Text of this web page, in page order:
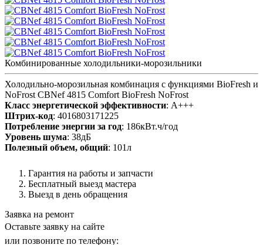
Комбинированные холодильники-морозильники
Холодильно-морозильная комбинация с функциями BioFresh и
NoFrost CBNef 4815 Comfort BioFresh NoFrost
Класс энергетической эффективности: A+++
Штрих-код: 4016803171225
Потребление энергии за год: 186кВт.ч/год
Уровень шума: 38дБ
Полезный объем, общий: 101л
Гарантия на работы и запчасти
Бесплатный выезд мастера
Выезд в день обращения
Заявка на ремонт
Оставьте заявку на сайте
или позвоните по телефону: